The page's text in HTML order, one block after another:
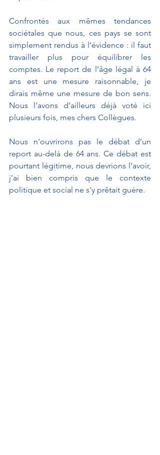
Confrontés aux mêmes tendances
sociétales que nous, ces pays se sont
simplement rendus à l’évidence : il faut
travailler plus pour équilibrer les
comptes. Le report de l’âge légal à 64
ans est une mesure raisonnable, je
dirais même une mesure de bon sens.
Nous l’avons d’ailleurs déjà voté ici
plusieurs fois, mes chers Collègues.
Nous n’ouvrirons pas le débat d’un
report au-delà de 64 ans. Ce débat est
pourtant légitime, nous devrions l’avoir,
j’ai bien compris que le contexte
politique et social ne s’y prêtait guère.